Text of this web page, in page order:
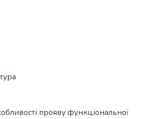
прояву функціональної